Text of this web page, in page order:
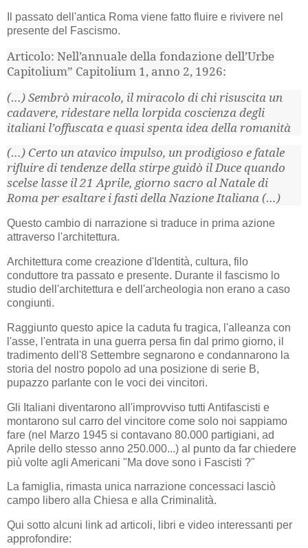
Il passato dell'antica Roma viene fatto fluire e rivivere nel
presente del Fascismo.
Articolo: Nell’annuale della fondazione dell’Urbe
Capitolium” Capitolium 1, anno 2, 1926:
(…) Sembrò miracolo, il miracolo di chi risuscita un
cadavere, ridestare nella lorpida coscienza degli
italiani l’offuscata e quasi spenta idea della romanità
(…) Certo un atavico impulso, un prodigioso e fatale
rifluire di tendenze della stirpe guidò il Duce quando
scelse lasse il 21 Aprile, giorno sacro al Natale di
Roma per esaltare i fasti della Nazione Italiana (…)
Questo cambio di narrazione si traduce in prima azione
attraverso l'architettura.
Architettura come creazione d'Identità, cultura, filo
conduttore tra passato e presente. Durante il fascismo lo
studio dell'architettura e dell'archeologia non erano a caso
congiunti.
Raggiunto questo apice la caduta fu tragica, l'alleanza con
l'asse, l'entrata in una guerra persa fin dal primo giorno, il
tradimento dell'8 Settembre segnarono e condannarono la
storia del nostro popolo ad una posizione di serie B,
pupazzo parlante con le voci dei vincitori.
Gli Italiani diventarono all'improvviso tutti Antifascisti e
montarono sul carro del vincitore come solo noi sappiamo
fare (nel Marzo 1945 si contavano 80.000 partigiani, ad
Aprile dello stesso anno 250.000...) al punto da far chiedere
più volte agli Americani "Ma dove sono i Fascisti ?"
La famiglia, rimasta unica narrazione concessaci lasciò
campo libero alla Chiesa e alla Criminalità.
Qui sotto alcuni link ad articoli, libri e video interessanti per
approfondire: